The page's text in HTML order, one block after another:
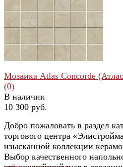
Мозаика Atlas Concorde
(0)
В наличии
10 300 руб.
Добро пожаловать в раздел
торгового центра
изысканной коллекции
Выбор качественного